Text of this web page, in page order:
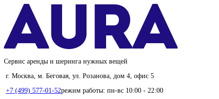
Сервис аренды и шеринга нужных вещей
г. Москва, м. Беговая, ул. Розанова, дом 4, офис 5
+7 (499) 577-01-52режим работы: пн-вс 10:00 - 22:00